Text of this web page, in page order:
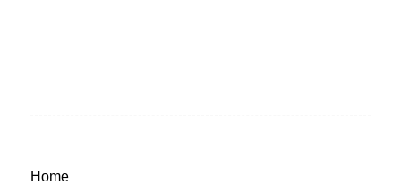
Home